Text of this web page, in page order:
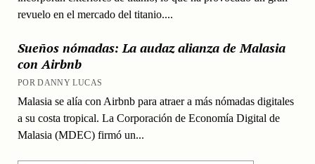
revuelo en el mercado del titanio....
Sueños nómadas: La audaz alianza de Malasia
con Airbnb
POR DANNY LUCAS
Malasia se alía con Airbnb para atraer a más nómadas digitales
a su costa tropical. La Corporación de Economía Digital de
Malasia (MDEC) firmó un...